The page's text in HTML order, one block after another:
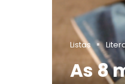
Listas
As 8